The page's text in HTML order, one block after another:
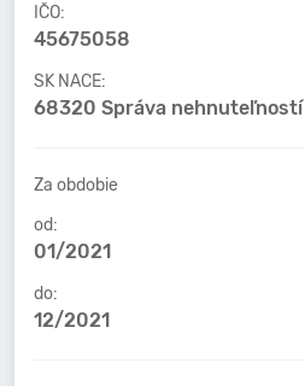
IČO:
45675058
SK NACE:
68320 Správa nehnuteľností
Za obdobie
od:
01/2021
do:
12/2021